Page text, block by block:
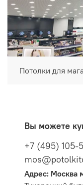
Потолки для
Вы можете
+7 (495) 105-
Адрес: Москва